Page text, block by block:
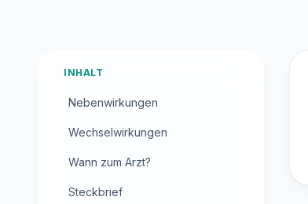
INHALT
Nebenwirkungen
Wechselwirkungen
Wann zum Arzt?
Steckbrief